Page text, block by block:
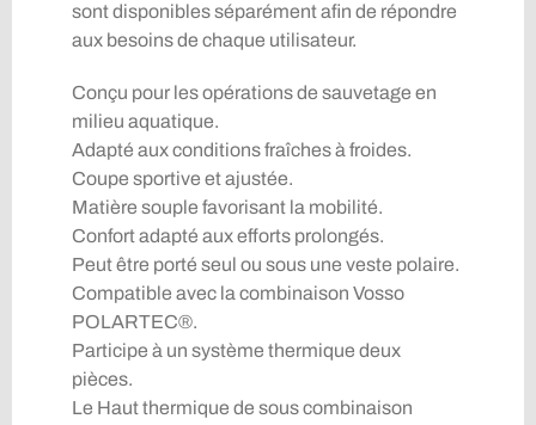
sont disponibles séparément afin de répondre
aux besoins de chaque utilisateur.
Conçu pour les opérations de sauvetage en
milieu aquatique.
Adapté aux conditions fraîches à froides.
Coupe sportive et ajustée.
Matière souple favorisant la mobilité.
Confort adapté aux efforts prolongés.
Peut être porté seul ou sous une veste polaire.
Compatible avec la combinaison Vosso
POLARTEC®.
Participe à un système thermique deux
pièces.
Le Haut thermique de sous combinaison